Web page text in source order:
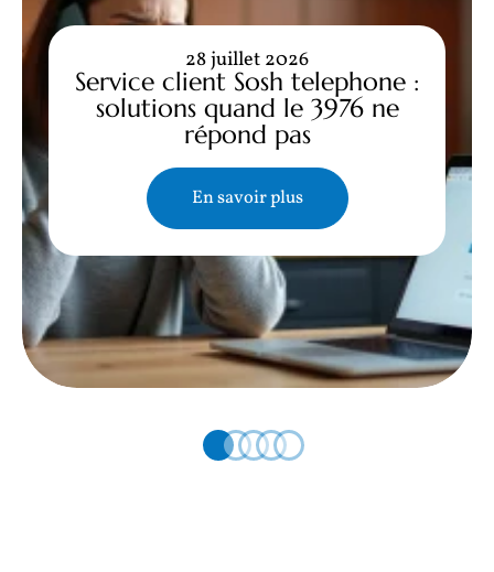
Service client Sosh telephone :
solutions quand le 3976 ne
répond pas
28 juillet 2026
En savoir plus